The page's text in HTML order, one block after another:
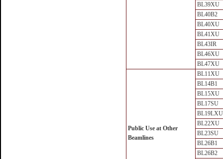
BL39XU
BL40B2
BL40XU
BL41XU
BL43IR
BL46XU
BL47XU
Public Use at Other
Beamlines
BL11XU
BL14B1
BL15XU
BL17SU
BL19LXU
BL22XU
BL23SU
BL26B1
BL26B2